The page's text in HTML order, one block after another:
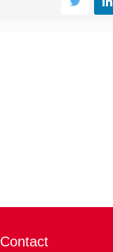
Contact